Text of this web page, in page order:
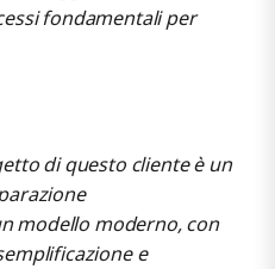
fondamentali per
di questo cliente è un
modello moderno, con
e